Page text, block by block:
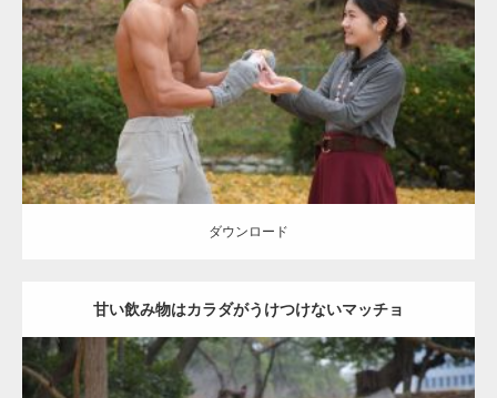
Category:公園のマッチョ その他 AKIHITO(細マッチョ) 上腕三頭筋
肩
ダウンロード
ダウンロード
甘い飲み物はカラダがうけつけないマッチョ